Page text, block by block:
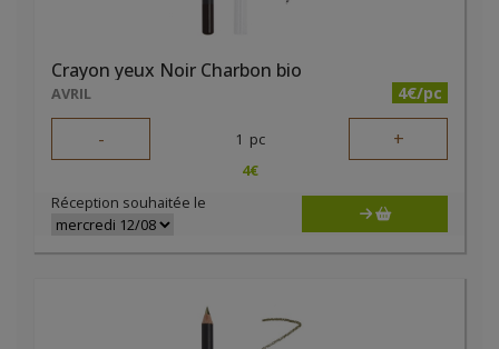
Crayon yeux Noir Charbon bio
AVRIL 4€/pc
- 1 pc +
4€
Réception souhaitée le